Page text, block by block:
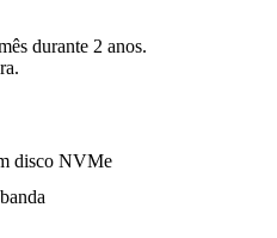
durante 2 anos.
disco NVMe